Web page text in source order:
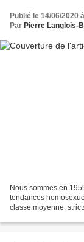
Publié le 14/06/2020
Par Pierre Langlois-
Nous sommes en
tendances
classe moyenne,